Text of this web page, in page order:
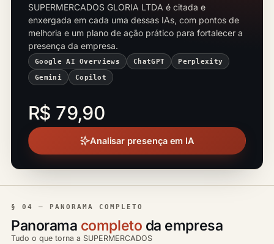
SUPERMERCADOS GLORIA LTDA é citada e
enxergada em cada uma dessas IAs, com pontos de
melhoria e um plano de ação prático para fortalecer a
presença da empresa.
Google AI Overviews ChatGPT Perplexity
Gemini Copilot
R$ 79,90
Analisar presença em IA
§ 04 — PANORAMA COMPLETO
Panorama completo da empresa
Tudo o que torna a SUPERMERCADOS